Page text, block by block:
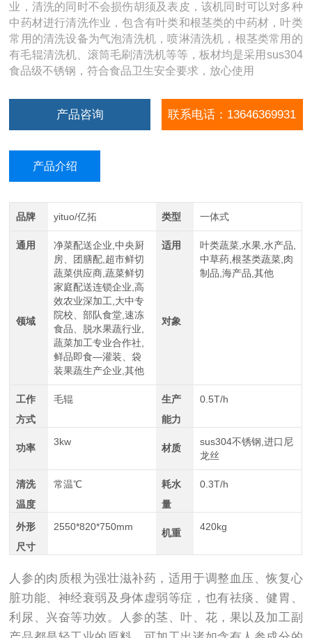
业，清洗的同时不会损伤胡须及表皮，该机同时可以对多种
中药材进行清洗作业，包含有叶类和根茎类的中药材，叶类
常用的清洗设备为气泡清洗机，喷淋清洗机，根茎类常用的
有毛辊清洗机、滚筒毛刷清洗机等等，板材均是采用sus304
食品级不锈钢，符合食品卫生安全要求，放心使用
产品咨询 联系电话：13646369931
产品介绍
品牌 yituo/亿拓 类型 一体式
通用
领域
净菜配送企业,中央厨
房、团膳配,超市鲜切
蔬菜供应商,蔬菜鲜切
家庭配送连锁企业,高
效农业深加工,大中专
院校、部队食堂,速冻
食品、脱水果蔬行业,
蔬菜加工专业合作社,
鲜品即食—灌装、袋
装果蔬生产企业,其他
适用
对象
叶类蔬菜,水果,水产品,
中草药,根茎类蔬菜,肉
制品,海产品,其他
工作
方式
毛辊
生产
能力
0.5T/h
功率
3kw
材质
sus304不锈钢,进口尼
龙丝
清洗
温度
常温℃
耗水
量
0.3T/h
外形
尺寸
2550*820*750mm
机重
420kg
人参的肉质根为强壮滋补药，适用于调整血压、恢复心
脏功能、神经衰弱及身体虚弱等症，也有祛痰、健胃、
利尿、兴奋等功效。人参的茎、叶、花，果以及加工副